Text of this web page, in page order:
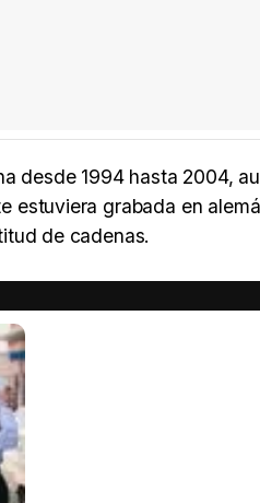
desde 1994 hasta 2004,
estuviera grabada en
de cadenas.